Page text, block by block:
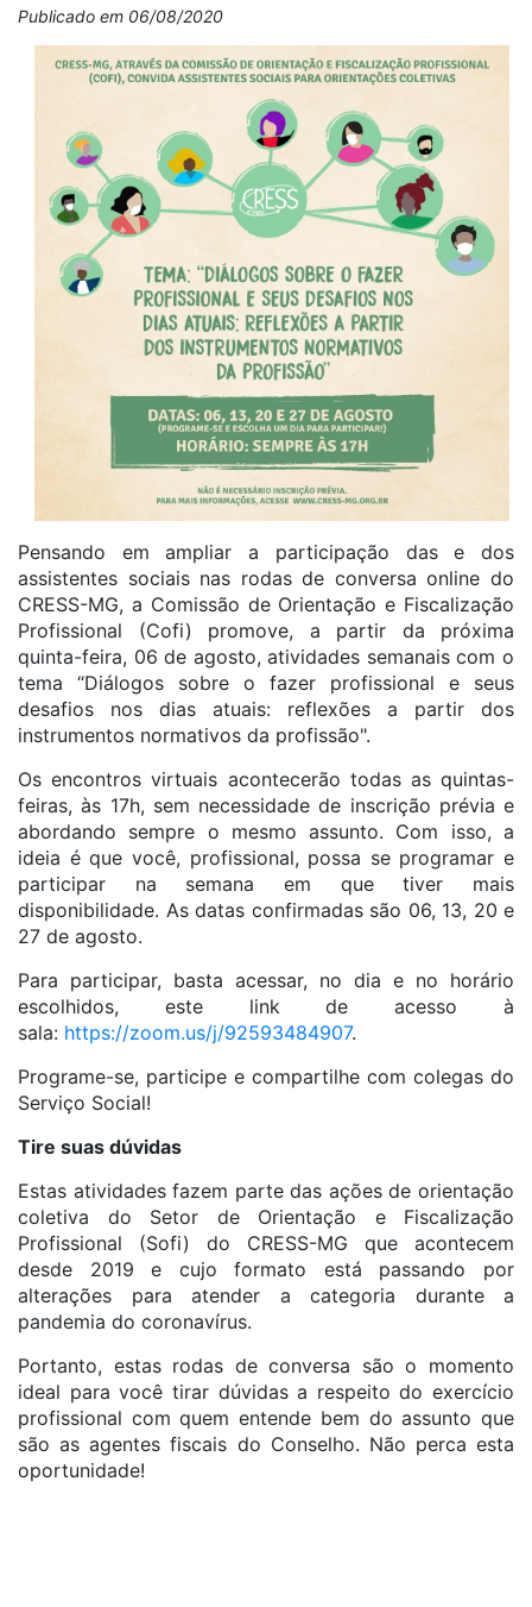
Publicado em 06/08/2020
Pensando em ampliar a participação das e dos
assistentes sociais nas rodas de conversa online do
CRESS-MG, a Comissão de Orientação e Fiscalização
Profissional (Cofi) promove, a partir da próxima
quinta-feira, 06 de agosto, atividades semanais com o
tema “Diálogos sobre o fazer profissional e seus
desafios nos dias atuais: reflexões a partir dos
instrumentos normativos da profissão".
Os encontros virtuais acontecerão todas as quintas-
feiras, às 17h, sem necessidade de inscrição prévia e
abordando sempre o mesmo assunto. Com isso, a
ideia é que você, profissional, possa se programar e
participar na semana em que tiver mais
disponibilidade. As datas confirmadas são 06, 13, 20 e
27 de agosto.
Para participar, basta acessar, no dia e no horário
escolhidos, este link de acesso à
sala: https://zoom.us/j/92593484907.
Programe-se, participe e compartilhe com colegas do
Serviço Social!
Tire suas dúvidas
Estas atividades fazem parte das ações de orientação
coletiva do Setor de Orientação e Fiscalização
Profissional (Sofi) do CRESS-MG que acontecem
desde 2019 e cujo formato está passando por
alterações para atender a categoria durante a
pandemia do coronavírus.
Portanto, estas rodas de conversa são o momento
ideal para você tirar dúvidas a respeito do exercício
profissional com quem entende bem do assunto que
são as agentes fiscais do Conselho. Não perca esta
oportunidade!